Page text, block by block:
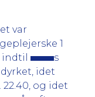
var
1
s
idet
og idet